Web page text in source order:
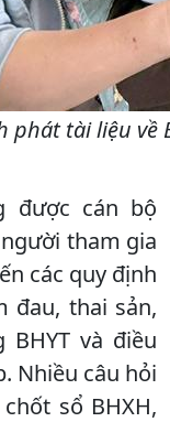
tài liệu về
được cán bộ
tham gia
các quy định
đau, thai sản,
và điều
Nhiều câu hỏi
sổ BHXH,